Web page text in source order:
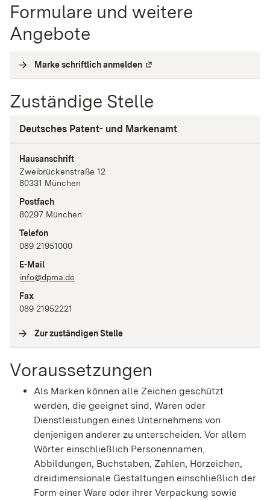
Formulare und weitere
Angebote
Marke schriftlich anmelden Externe Verlinkung
Zuständige Stelle
Deutsches Patent- und Markenamt
Hausanschrift
Zweibrückenstraße 12
80331 München
Postfach
80297 München
Telefon
089 21951000
E-Mail
info@dpma.de
Fax
089 21952221
Zur zuständigen Stelle
Voraussetzungen
Als Marken können alle Zeichen geschützt
werden, die geeignet sind, Waren oder
Dienstleistungen eines Unternehmens von
denjenigen anderer zu unterscheiden. Vor allem
Wörter einschließlich Personennamen,
Abbildungen, Buchstaben, Zahlen, Hörzeichen,
dreidimensionale Gestaltungen einschließlich der
Form einer Ware oder ihrer Verpackung sowie